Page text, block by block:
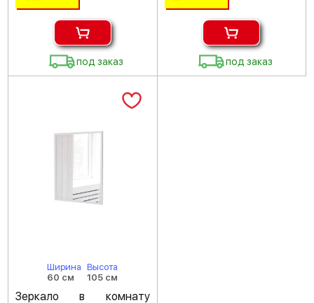
под заказ под заказ
Ширина
60 см
Высота
105 см
Зеркало в комнату